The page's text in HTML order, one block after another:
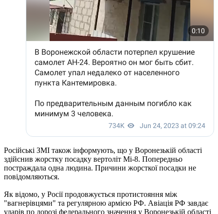
Російські ЗМІ також інформують, що у Воронезькій області
здійснив жорстку посадку вертоліт Мі-8. Попередньо
постраждала одна людина. Причини жорсткої посадки не
повідомляються.
Як відомо, у Росії продовжується протистояння між
"вагнерівцями" та регулярною армією РФ. Авіація РФ завдає
ударів по дорозі федерального значення у Воронезькій області